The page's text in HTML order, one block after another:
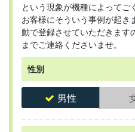
という現象が機種によってご
お客様にそういう事例が起き
動で登録させていただきます
までご連絡くださいませ。
性別
男性